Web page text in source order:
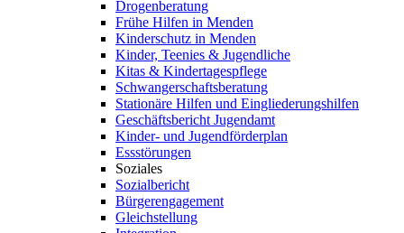
Drogenberatung
Frühe Hilfen in Menden
Kinderschutz in Menden
Kinder, Teenies & Jugendliche
Kitas & Kindertagespflege
Schwangerschaftsberatung
Stationäre Hilfen und Eingliederungshilfen
Geschäftsbericht Jugendamt
Kinder- und Jugendförderplan
Essstörungen
Soziales
Sozialbericht
Bürgerengagement
Gleichstellung